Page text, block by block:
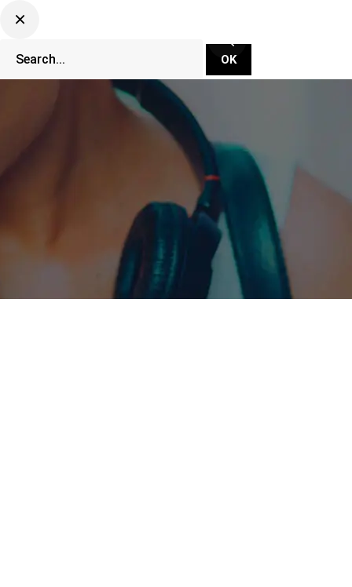
CLUBBING TV NETWORK